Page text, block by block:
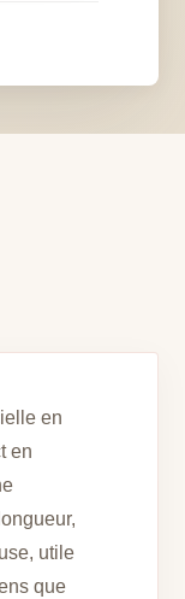
en
en
utile
que